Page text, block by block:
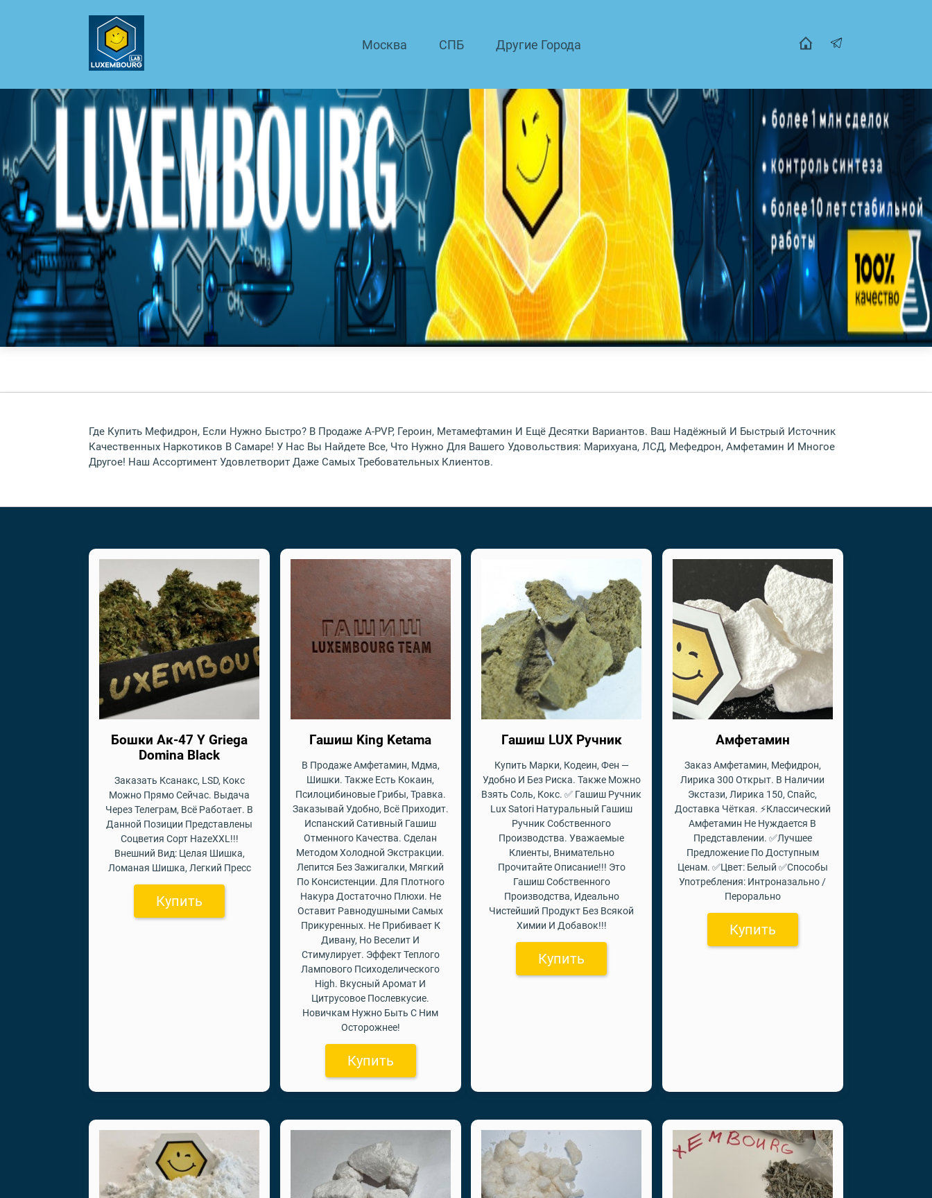
Москва СПБ Другие Города
Где Купить Мефидрон, Если Нужно Быстро? В Продаже A-PVP, Героин, Метамефтамин И Ещё Десятки Вариантов. Ваш Надёжный И Быстрый Источник
Качественных Наркотиков В Самаре! У Нас Вы Найдете Все, Что Нужно Для Вашего Удовольствия: Марихуана, ЛСД, Мефедрон, Амфетамин И Многое
Другое! Наш Ассортимент Удовлетворит Даже Самых Требовательных Клиентов.
Бошки Ак-47 Y Griega
Domina Black
Заказать Ксанакс, LSD, Кокс
Можно Прямо Сейчас. Выдача
Через Телеграм, Всё Работает. В
Данной Позиции Представлены
Соцветия Сорт HazeXXL!!!
Внешний Вид: Целая Шишка,
Ломаная Шишка, Легкий Пресс
Купить
Гашиш King Ketama
В Продаже Амфетамин, Мдма,
Шишки. Также Есть Кокаин,
Псилоцибиновые Грибы, Травка.
Заказывай Удобно, Всё Приходит.
Испанский Сативный Гашиш
Отменного Качества. Сделан
Методом Холодной Экстракции.
Лепится Без Зажигалки, Мягкий
По Консистенции. Для Плотного
Накура Достаточно Плюхи. Не
Оставит Равнодушными Самых
Прикуренных. Не Прибивает К
Дивану, Но Веселит И
Стимулирует. Эффект Теплого
Лампового Психоделического
High. Вкусный Аромат И
Цитрусовое Послевкусие.
Новичкам Нужно Быть С Ним
Осторожнее!
Купить
Гашиш LUX Ручник
Купить Марки, Кодеин, Фен —
Удобно И Без Риска. Также Можно
Взять Соль, Кокс. ✅ Гашиш Ручник
Lux Satori Натуральный Гашиш
Ручник Собственного
Производства. Уважаемые
Клиенты, Внимательно
Прочитайте Описание!!! Это
Гашиш Собственного
Производства, Идеально
Чистейший Продукт Без Всякой
Химии И Добавок!!!
Купить
Амфетамин
Заказ Амфетамин, Мефидрон,
Лирика 300 Открыт. В Наличии
Экстази, Лирика 150, Спайс,
Доставка Чёткая. ⚡Классический
Амфетамин Не Нуждается В
Представлении. ✅Лучшее
Предложение По Доступным
Ценам. ✅Цвет: Белый ✅Способы
Употребления: Интроназально /
Перорально
Купить